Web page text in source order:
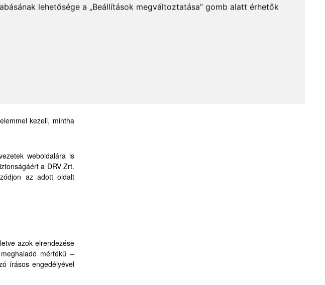
lehetősége a „Beállítások megváltoztatása” gomb alatt érhetők
vel fennálló üzleti
kezeli, mintha
weboldalára is
a DRV Zrt.
az adott oldalt
azok elrendezése
mértékű –
írásos engedélyével